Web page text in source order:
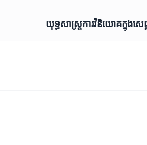
យុទ្ធសាស្ត្រការវិនិយោគក្នុងសេដ្